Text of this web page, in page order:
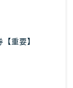
重要】